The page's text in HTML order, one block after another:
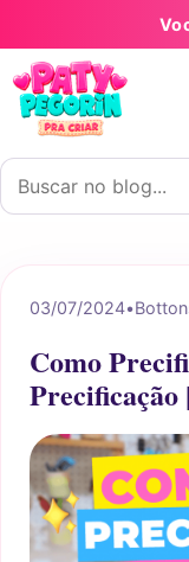
Pular para o
Buscar por:
03/07/2024•
Como
Precificação